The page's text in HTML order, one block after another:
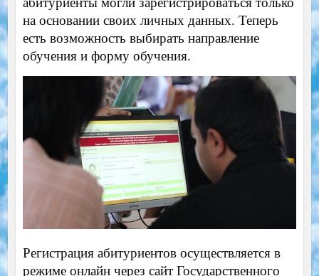
на основании своих личных данных. Теперь
есть возможность выбирать направление
обучения и форму обучения.
Регистрация абитуриентов осуществляется в
режиме онлайн через сайт Государственного